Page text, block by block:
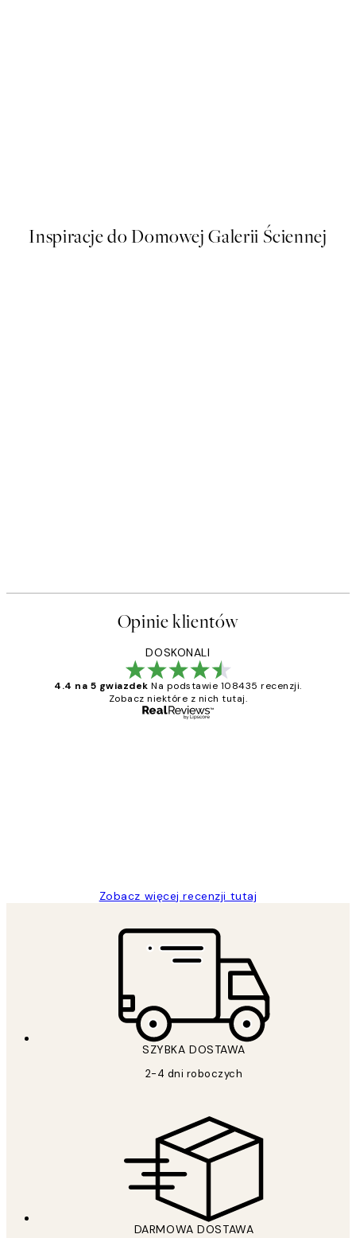
Inspiracje do Domowej Galerii Ściennej
Opinie klientów
DOSKONALI
4.4 na 5 gwiazdek Na podstawie 108435 recenzji.
Zobacz niektóre z nich tutaj.
Zobacz więcej recenzji tutaj
SZYBKA DOSTAWA
2-4 dni roboczych
DARMOWA DOSTAWA